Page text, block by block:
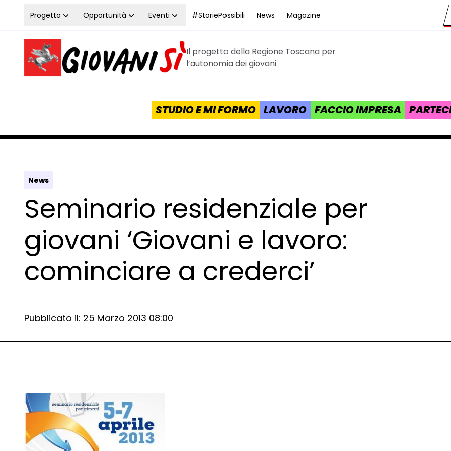
Vai al contenuto
Progetto Opportunità Eventi #StoriePossibili News Magazine
Homepage Giovanisì - Progetto della Regione Toscana
Il progetto della Regione Toscana per
l’autonomia dei giovani
STUDIO E MI FORMO LAVORO FACCIO IMPRESA
News
Seminario residenziale per
giovani ‘Giovani e lavoro:
cominciare a crederci’
Data e ora:
Pubblicato il: 25 Marzo 2013 08:00
Dettagli articolo